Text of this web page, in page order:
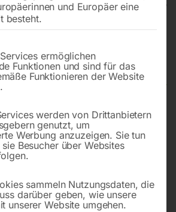
Werkstattpresse
WPP 20 E
konventioneller Ausstattung
und Europäer eine
besteht.
Service-Gruppen, für die eine
ermöglichen
Funktionen und sind für das
Funktionieren der Website
werden von Drittanbietern
genutzt, um
Werbung anzuzeigen. Sie tun
Besucher über Websites
sammeln Nutzungsdaten, die
darüber geben, wie unsere
unserer Website umgehen.